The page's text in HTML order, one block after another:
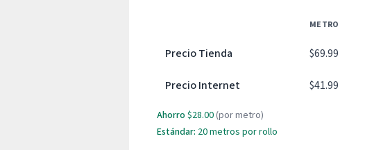
METRO
Precio Tienda $69.99
Precio Internet $41.99
Ahorro $28.00 (por metro)
Estándar: 20metros por rollo